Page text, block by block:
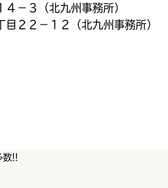
４−３（北九州事務所）
目２２−１２（北九州事務所）
数!!